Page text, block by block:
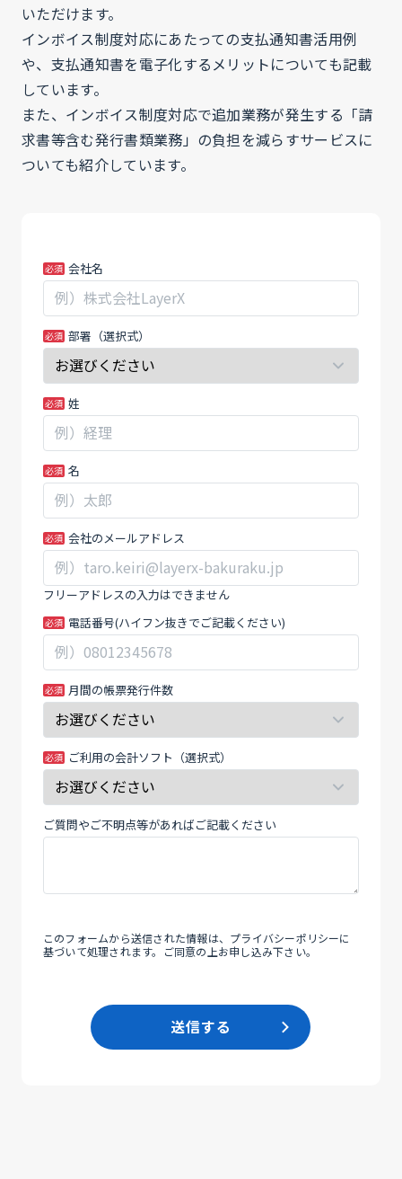
いただけます。
インボイス制度対応にあたっての支払通知書活用例
や、支払通知書を電子化するメリットについても記載
しています。
また、インボイス制度対応で追加業務が発生する「請
求書等含む発行書類業務」の負担を減らすサービスに
ついても紹介しています。
231205_MK_
そ
の
ま
ま
Excel
で
ダ
ウ
ン
ロ
ー
ド
で
き
る
【イ
ン
ボ
イ
ス
制
度
対
応】
支
払
通
プ
会社名
部署（選択式）
姓
名
会社のメールアドレス
フリーアドレスの入力はできません
電話番号(ハイフン抜きでご記載ください)
月間の帳票発行件数
ご利用の会計ソフト（選択式）
ご質問やご不明点等があればご記載ください
このフォームから送信された情報は、 プライバシーポリシーに
基づいて処理されます。ご同意の上お申し込み下さい。
送信する
あ
な
た
が
人
間
の
場
合、
こ
の
フ
ィ
ー
ル
ド
は
空
白
の
ま
ま
に
し
て
く
だ
さ